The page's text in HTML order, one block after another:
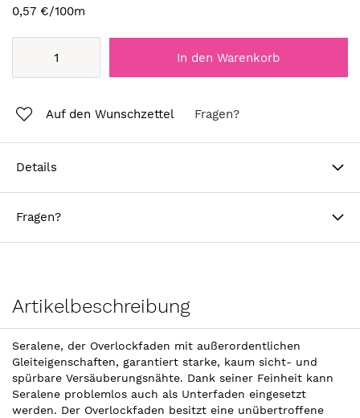
0,57 €/100m
In den Warenkorb
Auf den Wunschzettel Fragen?
Details
Fragen?
Artikelbeschreibung
Seralene, der Overlockfaden mit außerordentlichen
Gleiteigenschaften, garantiert starke, kaum sicht- und
spürbare Versäuberungsnähte. Dank seiner Feinheit kann
Seralene problemlos auch als Unterfaden eingesetzt
werden. Der Overlockfaden besitzt eine unübertroffene